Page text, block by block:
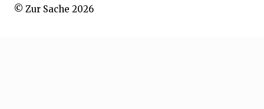
© Zur Sache 2026